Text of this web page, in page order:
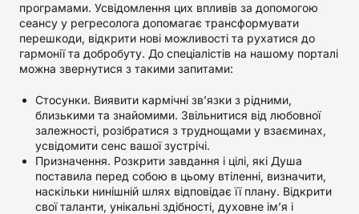
програмами. Усвідомлення цих впливів за допомогою
сеансу у регресолога допомагає трансформувати
перешкоди, відкрити нові можливості та рухатися до
гармонії та добробуту. До спеціалістів на нашому порталі
можна звернутися з такими запитами:
Стосунки. Виявити кармічні зв’язки з рідними,
близькими та знайомими. Звільнитися від любовної
залежності, розібратися з труднощами у взаєминах,
усвідомити сенс вашої зустрічі.
Призначення. Розкрити завдання і цілі, які Душа
поставила перед собою в цьому втіленні, визначити,
наскільки нинішній шлях відповідає її плану. Відкрити
свої таланти, унікальні здібності, духовне ім’я і